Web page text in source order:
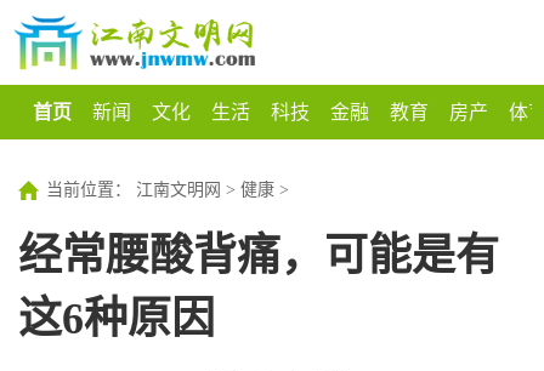
首页 新闻 文化 生活 科技 金融 教育 房产 体
当前位置： 江南文明网 > 健康 >
经常腰酸背痛，可能是有
这6种原因